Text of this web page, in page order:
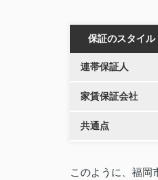
保証のスタイル
連帯保証人
家賃保証会社
共通点
このように、福岡